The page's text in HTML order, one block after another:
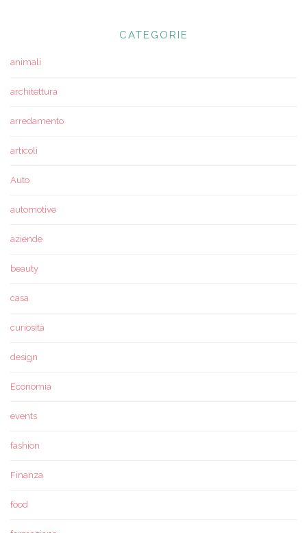
CATEGORIE
animali
architettura
arredamento
articoli
Auto
automotive
aziende
beauty
casa
curiosità
design
Economia
events
fashion
Finanza
food